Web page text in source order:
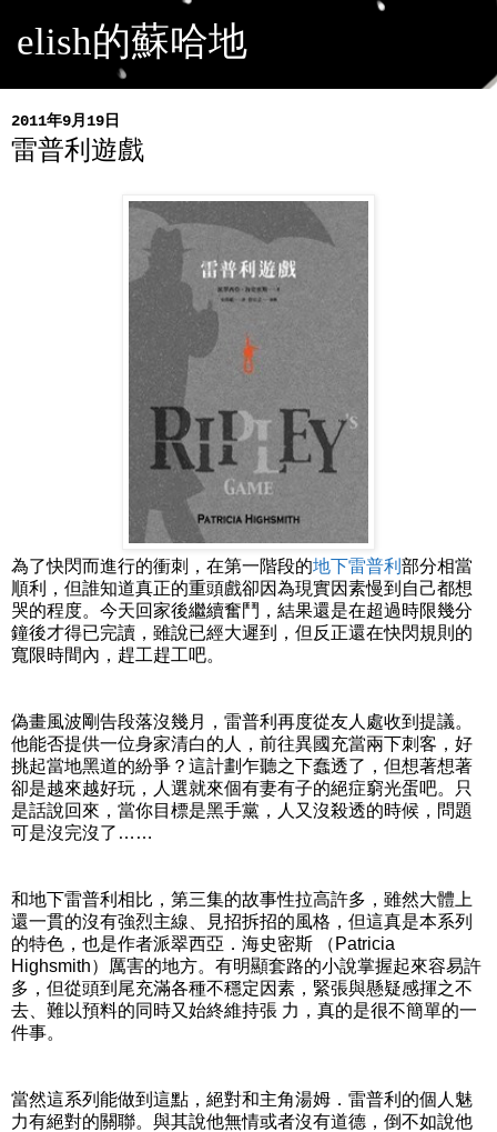
elish的蘇哈地
2011年9月19日
雷普利遊戲
為了快閃而進行的衝刺，在第一階段的地下雷普利 部分相當
順利，但誰知道真正的重頭戲卻因為現實因素慢到自己都想
哭的程度。今天回家後繼續奮鬥，結果還是在超過時限幾分
鐘後才得已完讀，雖說已經大遲到，但反正還在快閃規則的
寬限時間內，趕工趕工吧。
偽畫風波剛告段落沒幾月，雷普利再度從友人處收到提議。
他能否提供一位身家清白的人，前往異國充當兩下刺客，好
挑起當地黑道的紛爭？這計劃乍聽之下蠢透了，但想著想著
卻是越來越好玩，人選就來個有妻有子的絕症窮光蛋吧。只
是話說回來，當你目標是黑手黨，人又沒殺透的時候，問題
可是沒完沒了……
和地下雷普利相比，第三集的故事性拉高許多，雖然大體上
還一貫的沒有強烈主線、見招拆招的風格，但這真是本系列
的特色，也是作者派翠西亞．海史密斯 （Patricia
Highsmith）厲害的地方。有明顯套路的小說掌握起來容易許
多，但從頭到尾充滿各種不穩定因素，緊張與懸疑感揮之不
去、難以預料的同時又始終維持張 力，真的是很不簡單的一
件事。
當然這系列能做到這點，絕對和主角湯姆．雷普利的個人魅
力有絕對的關聯。與其說他無情或者沒有道德，倒不如說他